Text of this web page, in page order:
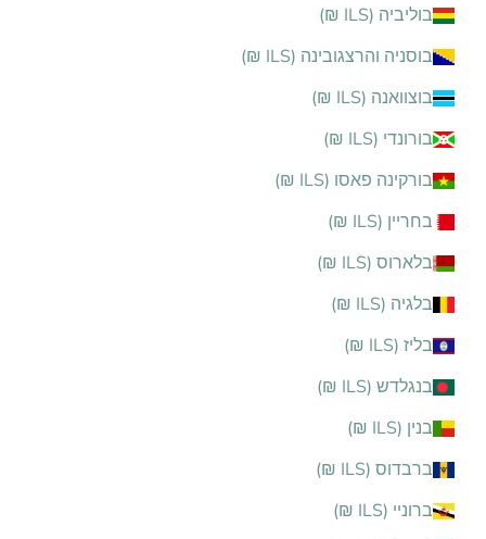
בוליביה (ILS ₪)
בוסניה והרצגובינה (ILS ₪)
בוצוואנה (ILS ₪)
בורונדי (ILS ₪)
בורקינה פאסו (ILS ₪)
בחריין (ILS ₪)
בלארוס (ILS ₪)
בלגיה (ILS ₪)
בליז (ILS ₪)
בנגלדש (ILS ₪)
בנין (ILS ₪)
ברבדוס (ILS ₪)
ברוניי (ILS ₪)